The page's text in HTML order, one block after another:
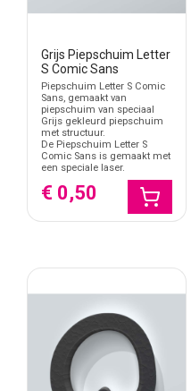
Wanneer kies je Comic
Kies Comic Sans piepschuim
initiaalset speels, rond en
goed bij kinderkamers,
schoolprojecten, feesttafels,
decoratie.
Geschikt voor
woorden
Maak je een naam, woord of
zonder dat het materiaal
backdrop of etalagevloer.
Zelf kleur aanbrengen
Witte piepschuim letters kun
Grijs Piepschuim Letter
S Comic Sans
Piepschuim Letter S Comic
Sans, gemaakt van
piepschuim van speciaal
Grijs gekleurd piepschuim
met structuur.
De Piepschuim Letter S
Comic Sans is gemaakt met
een speciale laser.
€ 0,50